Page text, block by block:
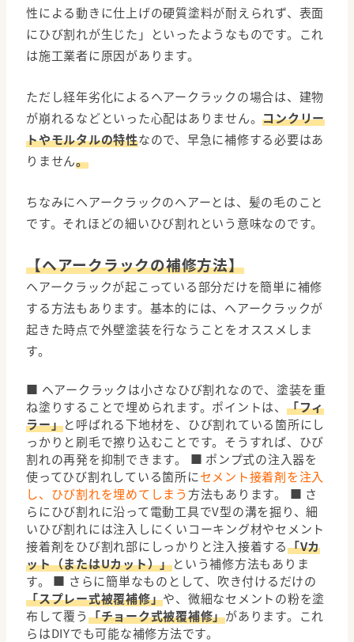
性による動きに仕上げの硬質塗料が耐えられず、表面
にひび割れが生じた」といったようなものです。これ
は施工業者に原因があります。
ただし経年劣化によるヘアークラックの場合は、建物
が崩れるなどといった心配はありません。コンクリー
トやモルタルの特性なので、早急に補修する必要はあ
りません。
ちなみにヘアークラックのヘアーとは、髪の毛のこと
です。それほどの細いひび割れという意味なのです。
【ヘアークラックの補修方法】
ヘアークラックが起こっている部分だけを簡単に補修
する方法もあります。基本的には、ヘアークラックが
起きた時点で外壁塗装を行なうことをオススメしま
す。
■ ヘアークラックは小さなひび割れなので、塗装を重
ね塗りすることで埋められます。ポイントは、 「フィ
ラー」と呼ばれる下地材を、ひび割れている箇所にし
っかりと刷毛で擦り込むことです。そうすれば、ひび
割れの再発を抑制できます。
■ ポンプ式の注入器を
使ってひび割れしている箇所にセメント接着剤を注入
し、ひび割れを埋めてしまう方法もあります。
■ さ
らにひび割れに沿って電動工具でV型の溝を掘り、細
いひび割れには注入しにくいコーキング材やセメント
接着剤をひび割れ部にしっかりと注入接着する「Vカ
ット（またはUカット）」という補修方法もありま
す。
■ さらに簡単なものとして、吹き付けるだけの
「スプレー式被覆補修」や、微細なセメントの粉を塗
布して覆う「チョーク式被覆補修」があります。これ
らはDIYでも可能な補修方法です。